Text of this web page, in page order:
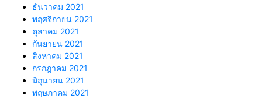
ธันวาคม 2021
พฤศจิกายน 2021
ตุลาคม 2021
กันยายน 2021
สิงหาคม 2021
กรกฎาคม 2021
มิถุนายน 2021
พฤษภาคม 2021